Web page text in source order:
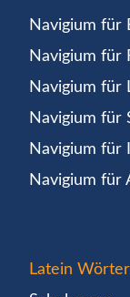
Navigium für
Navigium für
Navigium für
Navigium für
Navigium für
Navigium für
Latein